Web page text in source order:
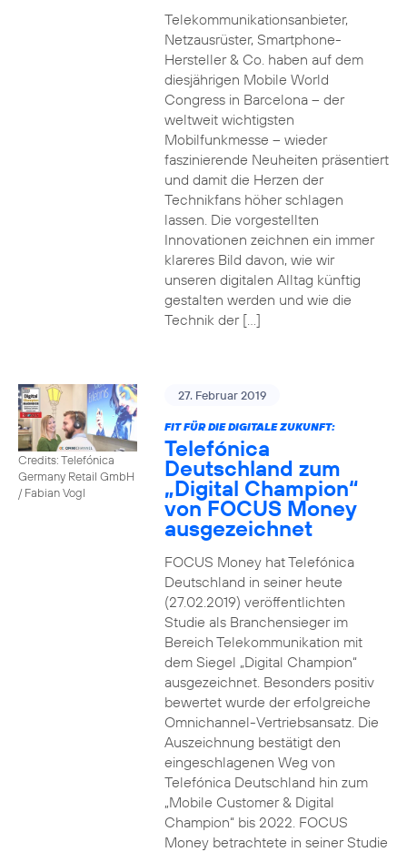
Telekommunikationsanbieter,
Netzausrüster, Smartphone-
Hersteller & Co. haben auf dem
diesjährigen Mobile World
Congress in Barcelona – der
weltweit wichtigsten
Mobilfunkmesse – wieder
faszinierende Neuheiten präsentiert
und damit die Herzen der
Technikfans höher schlagen
lassen. Die vorgestellten
Innovationen zeichnen ein immer
klareres Bild davon, wie wir
unseren digitalen Alltag künftig
gestalten werden und wie die
Technik der […]
Credits: Telefónica
Germany Retail GmbH
/ Fabian Vogl
27. Februar 2019
FIT FÜR DIE DIGITALE ZUKUNFT:
Telefónica
Deutschland zum
„Digital Champion“
von FOCUS Money
ausgezeichnet
FOCUS Money hat Telefónica
Deutschland in seiner heute
(27.02.2019) veröffentlichten
Studie als Branchensieger im
Bereich Telekommunikation mit
dem Siegel „Digital Champion“
ausgezeichnet. Besonders positiv
bewertet wurde der erfolgreiche
Omnichannel-Vertriebsansatz. Die
Auszeichnung bestätigt den
eingeschlagenen Weg von
Telefónica Deutschland hin zum
„Mobile Customer & Digital
Champion“ bis 2022. FOCUS
Money betrachtete in seiner Studie